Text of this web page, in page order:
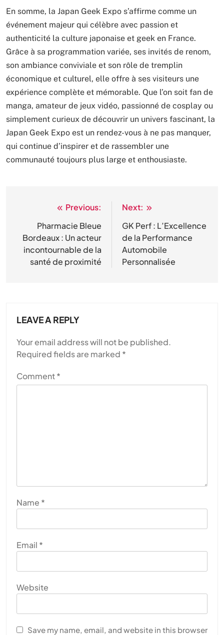
En somme, la Japan Geek Expo s’affirme comme un
événement majeur qui célèbre avec passion et
authenticité la culture japonaise et geek en France.
Grâce à sa programmation variée, ses invités de renom,
son ambiance conviviale et son rôle de tremplin
économique et culturel, elle offre à ses visiteurs une
expérience complète et mémorable. Que l’on soit fan de
manga, amateur de jeux vidéo, passionné de cosplay ou
simplement curieux de découvrir un univers fascinant, la
Japan Geek Expo est un rendez-vous à ne pas manquer,
qui continue d’inspirer et de rassembler une
communauté toujours plus large et enthousiaste.
navigation
Previous:
Pharmacie Bleue
Bordeaux : Un acteur
incontournable de la
santé de proximité
Next:
GK Perf : L’Excellence
de la Performance
Automobile
Personnalisée
LEAVE A REPLY
Your email address will not be published.
Required fields are marked *
Comment*
Name *
Email *
Website
Save my name, email, and website in this browser